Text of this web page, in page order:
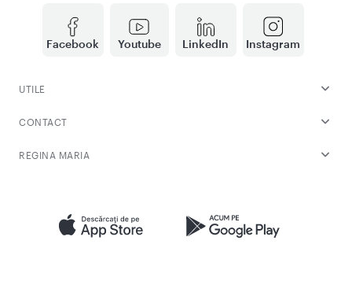
Facebook Youtube LinkedIn Instagram
UTILE
CONTACT
REGINA MARIA